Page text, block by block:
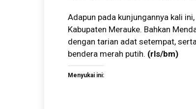
Adapun pada kunjungannya kali
Kabupaten Merauke. Bahkan
dengan tarian adat setempat,
bendera merah putih. (rls/bm)
Menyukai ini: